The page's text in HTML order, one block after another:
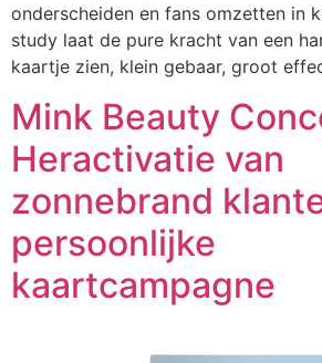
onderscheiden en fans omzetten in
study laat de pure kracht van een
kaartje zien, klein gebaar, groot
Mink Beauty
Heractivatie van
zonnebrand
persoonlijke
kaartcampagne